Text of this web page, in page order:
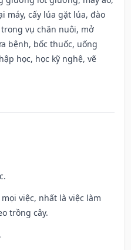
máy, cấy lúa gặt lúa, đào
vụ chăn nuôi, mở
bệnh, bốc thuốc, uống
học, học kỹ nghệ, vẽ
việc, nhất là việc làm
trồng cây.